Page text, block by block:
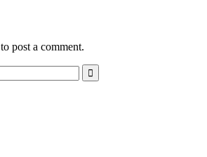
to post a comment.